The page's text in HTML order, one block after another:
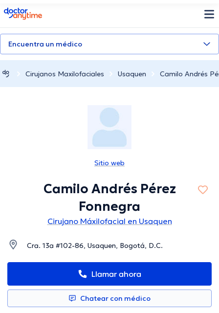
doctoranytime
Encuentra un médico
Cirujanos Maxilofaciales Usaquen Camilo Andrés
Sitio web
Camilo Andrés Pérez
Fonnegra
Cirujano Máxilofacial en Usaquen
Cra. 13a #102-86, Usaquen, Bogotá, D.C.
Llamar ahora
Chatear con médico